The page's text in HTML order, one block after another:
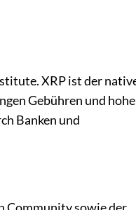
XRP ist der
Gebühren und
Banken und